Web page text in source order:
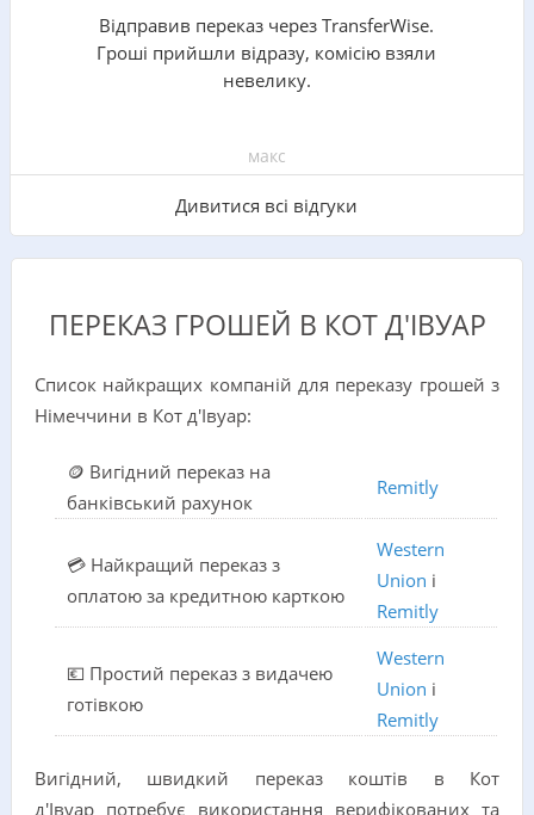
Відправив переказ через TransferWise.
Гроші прийшли відразу, комісію взяли
невелику.
макс
Дивитися всі відгуки
ПЕРЕКАЗ ГРОШЕЙ В КОТ Д'ІВУАР
Список найкращих компаній для переказу грошей з
Німеччини в Кот д'Івуар:
🪙 Вигідний переказ на
банківський рахунок
Remitly
💳 Найкращий переказ з
оплатою за кредитною карткою
Western
Union і
Remitly
💶 Простий переказ з видачею
готівкою
Western
Union і
Remitly
Вигідний, швидкий переказ коштів в Кот
д'Івуар потребує використання верифікованих та